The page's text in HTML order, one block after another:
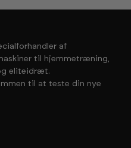
af
til hjemmetræning,
eliteidræt.
til at teste din nye